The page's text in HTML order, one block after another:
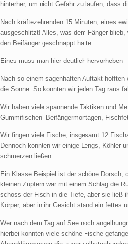
hinterher, um nicht Gefahr zu laufen, dass
Nach kräftezehrenden 15 Minuten, eines
ausgeschlitzt! Alles, was dem Fänger
den Beifänger geschnappt hatte.
Eines muss man hier deutlich hervorheben
Nach so einem sagenhaften Auftakt
die Sonne. So konnten wir jeden Tag raus
Wir haben viele spannende Taktiken und
Gummifischen, Beifängermontagen,
Wir fingen viele Fische, insgesamt 12
Dennoch konnten wir einige Lengs, Köhler
schmerzen ließen.
Ein Klasse Beispiel ist der schöne Dorsch,
kleinen Zupfern war mit einem Schlag die
schoss der Fisch in die Tiefe, aber sie ließ
Körper, aber in ihr Gesicht stand ein fettes
Wer nach dem Tag auf See noch
hierbei konnten viele schöne Fische